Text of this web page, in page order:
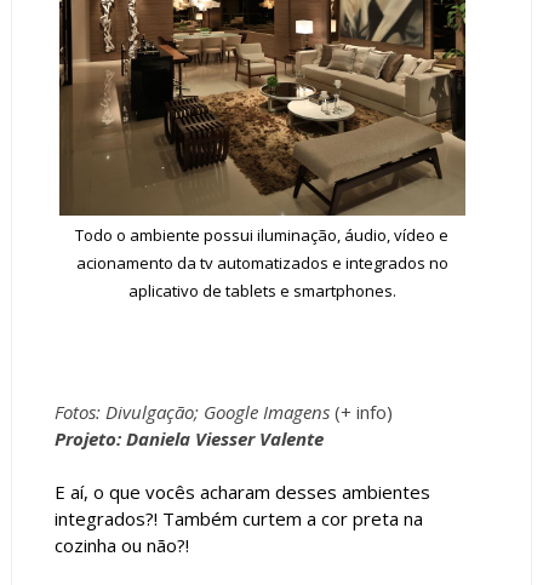
Todo o ambiente possui iluminação, áudio, vídeo e
acionamento da tv automatizados e integrados no
aplicativo de tablets e smartphones.
Fotos: Divulgação; Google Imagens(+ info)
Projeto: Daniela Viesser Valente
E aí, o que vocês acharam desses ambientes
integrados?! Também curtem a cor preta na
cozinha ou não?!